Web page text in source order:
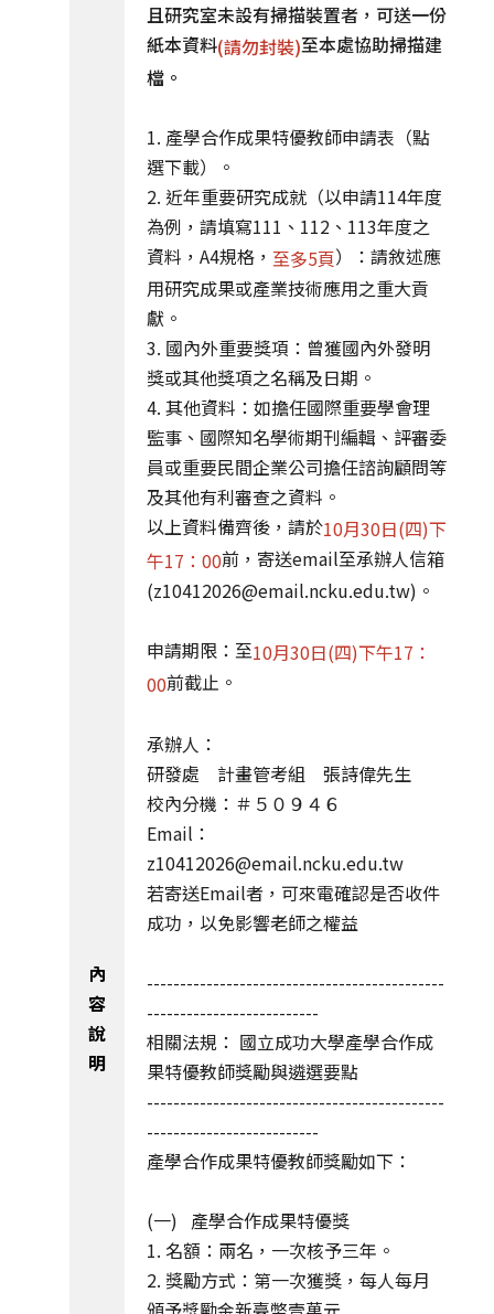
內
容
說
明
且研究室未設有掃描裝置者，可送一份
紙本資料(請勿封裝)至本處協助掃描建
檔。
1. 產學合作成果特優教師申請表（點
選下載）
。
2. 近年重要研究成就（以申請114年度
為例，請填寫111、112、113年度之
資料，A4規格， 至多5頁）：請敘述應
用研究成果或產業技術應用之重大貢
獻。
3. 國內外重要獎項：曾獲國內外發明
獎或其他獎項之名稱及日期。
4. 其他資料：如擔任國際重要學會理
監事、國際知名學術期刊編輯、評審委
員或重要民間企業公司擔任諮詢顧問等
及其他有利審查之資料。
以上資料備齊後，請於10月30日(四)下
午17：00前，寄送email至承辦人信箱
(z10412026@email.ncku.edu.tw)。
申請期限：至10月30日(四)下午17：
00前截止。
承辦人：
研發處 計畫管考組 張詩偉先生
校內分機：＃５０９４６
Email：
z10412026@email.ncku.edu.tw
若寄送Email者，可來電確認是否收件
成功，以免影響老師之權益
---------------------------------------------
--------------------------
相關法規： 國立成功大學產學合作成
果特優教師獎勵與遴選要點
---------------------------------------------
--------------------------
產學合作成果特優教師獎勵如下：
(一) 產學合作成果特優獎
1. 名額：兩名，一次核予三年。
2. 獎勵方式：第一次獲獎，每人每月